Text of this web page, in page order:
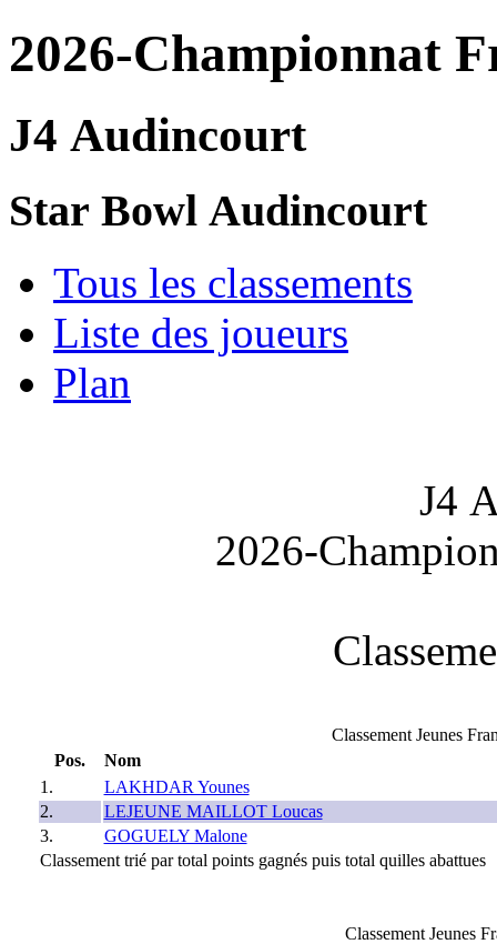
2026-Championnat
J4 Audincourt
Star Bowl Audincourt
Tous les classements
Liste des joueurs
Plan
J4
2026-
Classement Jeunes
Pos.
Nom
1.
LAKHDAR Younes
2.
LEJEUNE MAILLOT Loucas
3.
GOGUELY Malone
Classement trié par total points gagnés puis total quilles abattues
Classement Jeunes